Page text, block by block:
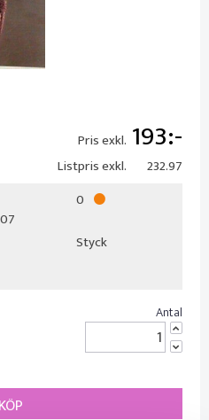
Pris exkl. 193
Listpris exkl.
232.97
0
Styck
KÖP